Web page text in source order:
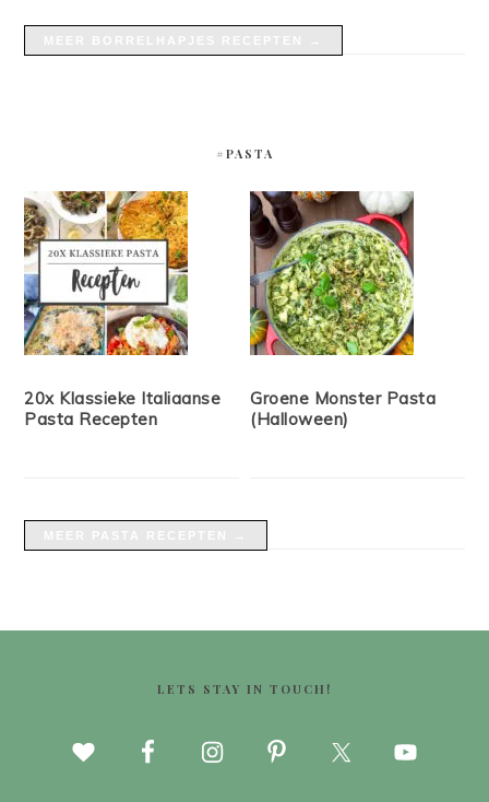
#PASTA
20x Klassieke Italiaanse
Pasta Recepten
Groene Monster Pasta
(Halloween)
LETS STAY IN TOUCH!